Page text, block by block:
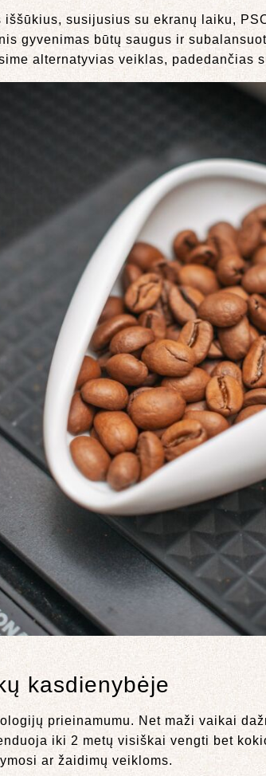
susijusius su ekranų laiku,
gyvenimas būtų saugus ir
alternatyvias veiklas, padedančias
kasdienybėje
prieinamumu. Net maži vaikai
iki 2 metų visiškai vengti bet
ar žaidimų veikloms.